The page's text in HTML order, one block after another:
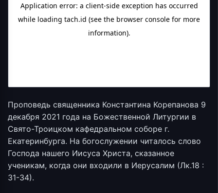
Проповедь священника Константина Корепанова 9
декабря 2021 года на Божественной Литургии в
Свято-Троицком кафедральном соборе г.
Екатеринбурга. На богослужении читалось слово
Господа нашего Иисуса Христа, сказанное
ученикам, когда они входили в Иерусалим (Лк.18 :
31-34).